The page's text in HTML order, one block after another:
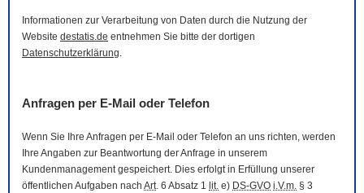
Informationen zur Verarbeitung von Daten durch die Nutzung der
Website destatis.de entnehmen Sie bitte der dortigen
Datenschutzerklärung.
Anfragen per E-Mail oder Telefon
Wenn Sie Ihre Anfragen per E-Mail oder Telefon an uns richten, werden
Ihre Angaben zur Beantwortung der Anfrage in unserem
Kundenmanagement gespeichert. Dies erfolgt in Erfüllung unserer
öffentlichen Aufgaben nach Art. 6 Absatz 1 lit. e) DS-GVO i.V.m. § 3